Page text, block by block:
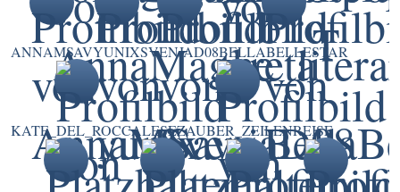
ANNAMSAVYUNIXSVENJAD08BELLABELLESTAR
KATE_DEL_ROCCALESEZAUBER_ZEILENREISE